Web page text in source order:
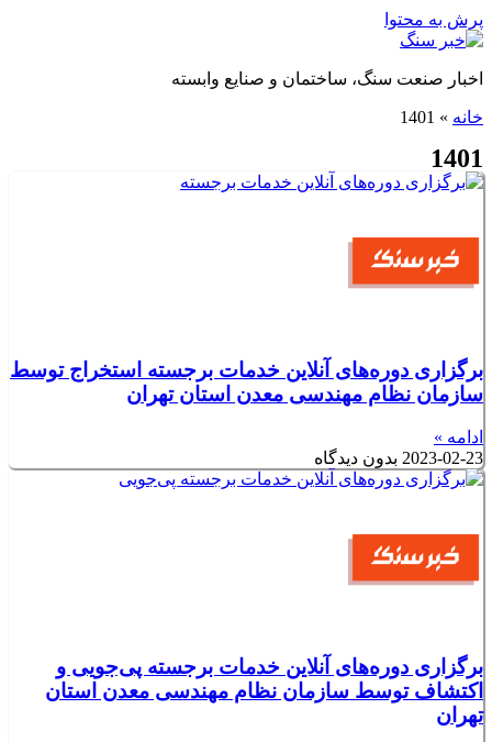
پرش به محتوا
اخبار صنعت سنگ، ساختمان و صنایع وابسته
خانه »
1401
1401
برگزاری دوره‌های آنلاین خدمات برجسته استخراج توسط
سازمان نظام مهندسی معدن استان تهران
ادامه »
2023-02-23 بدون دیدگاه
برگزاری دوره‌های آنلاین خدمات برجسته پی‌جویی و
اکتشاف توسط سازمان نظام مهندسی معدن استان
تهران